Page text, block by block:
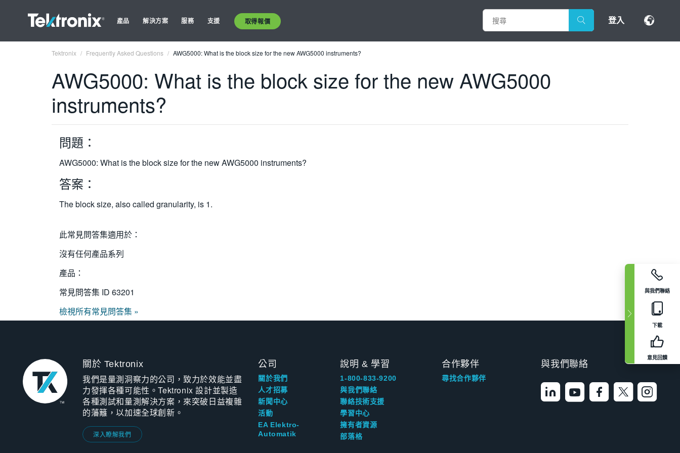
產品 解決方案 服務 支援 取得報價 登入
與我們聯絡
下載
意見回饋
Tektronix Frequently Asked Questions AWG5000: What is the block size for the new AWG5000 instruments?
AWG5000: What is the block size for the new AWG5000
instruments?
問題：
AWG5000: What is the block size for the new AWG5000 instruments?
答案：
The block size, also called granularity, is 1.
此常見問答集適用於：
沒有任何產品系列
產品：
常見問答集 ID 63201
檢視所有常見問答集 »
關於 Tektronix
我們是量測洞察力的公司，致力於效能並盡
力發揮各種可能性。Tektronix 設計並製造
各種測試和量測解決方案，來突破日益複雜
的藩籬，以加速全球創新。
深入瞭解我們
公司
關於我們
人才招募
新聞中心
活動
EA Elektro-
Automatik
說明 & 學習
1-800-833-9200
與我們聯絡
聯絡技術支援
學習中心
擁有者資源
部落格
合作夥伴
尋找合作夥伴
與我們聯絡